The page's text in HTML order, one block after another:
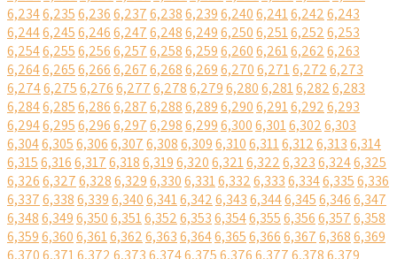
6,2346,2356,2366,2376,2386,2396,2406,2416,2426,243
6,2446,2456,2466,2476,2486,2496,2506,2516,2526,253
6,2546,2556,2566,2576,2586,2596,2606,2616,2626,263
6,2646,2656,2666,2676,2686,2696,2706,2716,2726,273
6,2746,2756,2766,2776,2786,2796,2806,2816,2826,283
6,2846,2856,2866,2876,2886,2896,2906,2916,2926,293
6,2946,2956,2966,2976,2986,2996,3006,3016,3026,303
6,3046,3056,3066,3076,3086,3096,3106,3116,3126,3136,314
6,3156,3166,3176,3186,3196,3206,3216,3226,3236,3246,325
6,3266,3276,3286,3296,3306,3316,3326,3336,3346,3356,336
6,3376,3386,3396,3406,3416,3426,3436,3446,3456,3466,347
6,3486,3496,3506,3516,3526,3536,3546,3556,3566,3576,358
6,3596,3606,3616,3626,3636,3646,3656,3666,3676,3686,369